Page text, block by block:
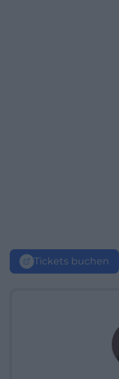
Tickets buchen